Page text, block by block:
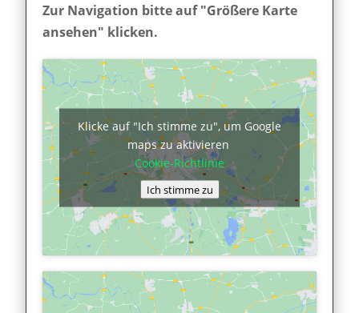
Zur Navigation bitte auf "Größere Karte
ansehen" klicken.
Klicke auf "Ich stimme zu", um Google
maps zu aktivieren
Cookie-Richtlinie
Ich stimme zu